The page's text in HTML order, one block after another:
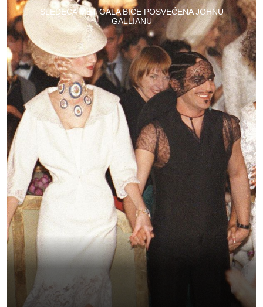
SLEDEĆA MET GALA BIĆE POSVEĆENA JOHNU
GALLIANU